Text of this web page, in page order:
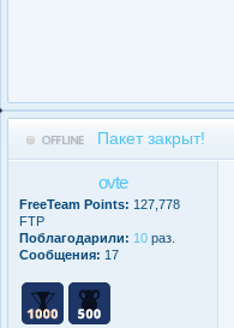
Пакет закрыт!
ovte
FreeTeam Points: 127,778
FTP
Поблагодарили: 10 раз.
Сообщения: 17